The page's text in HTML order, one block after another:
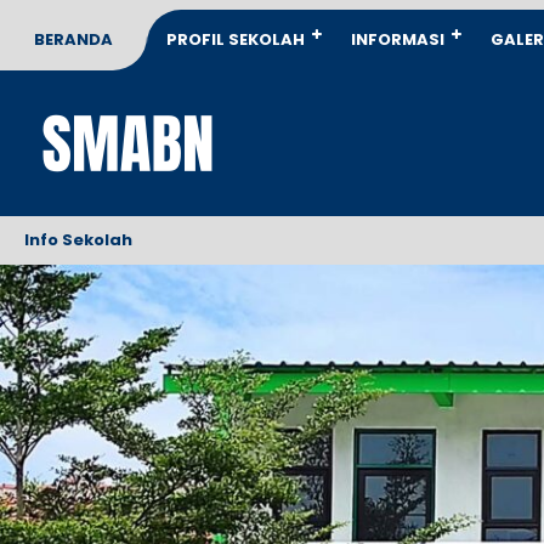
BERANDA PROFIL SEKOLAH INFORMASI
Info Sekolah